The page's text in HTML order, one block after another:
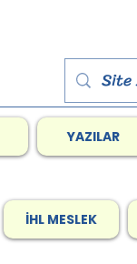
YAZILAR
İHL MESLEK